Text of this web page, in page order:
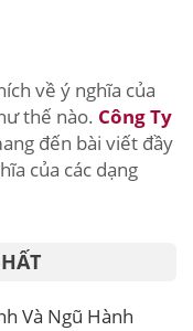
về ý nghĩa của
thế nào. Công Ty
đến bài viết đầy
của các dạng
Và Ngũ Hành